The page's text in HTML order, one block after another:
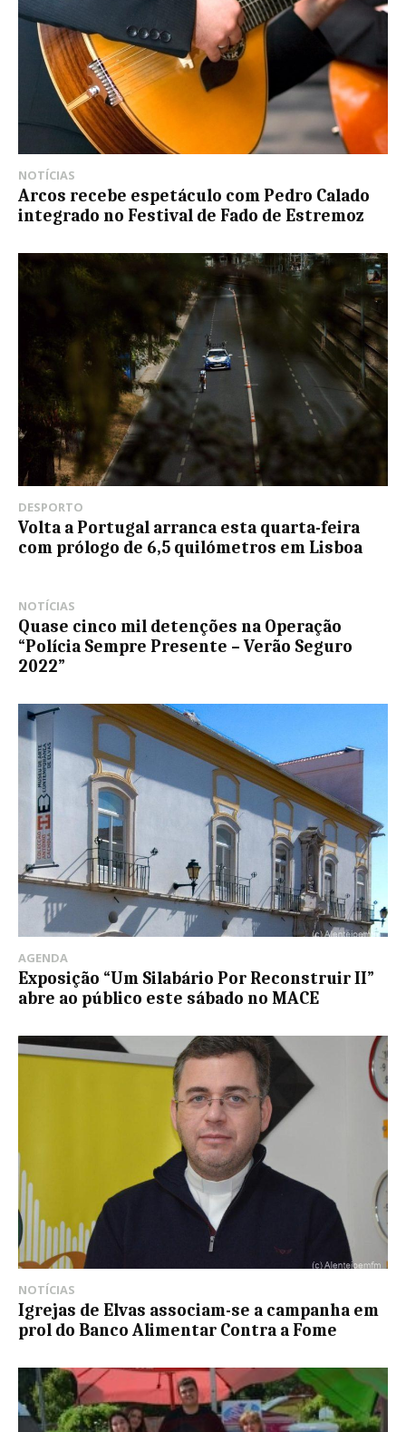
NOTÍCIAS
Arcos recebe espetáculo com Pedro Calado
integrado no Festival de Fado de Estremoz
DESPORTO
Volta a Portugal arranca esta quarta-feira
com prólogo de 6,5 quilómetros em Lisboa
NOTÍCIAS
Quase cinco mil detenções na Operação
“Polícia Sempre Presente – Verão Seguro
2022”
AGENDA
Exposição “Um Silabário Por Reconstruir II”
abre ao público este sábado no MACE
NOTÍCIAS
Igrejas de Elvas associam-se a campanha em
prol do Banco Alimentar Contra a Fome